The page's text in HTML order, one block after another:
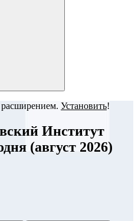
Установить!
Институт
(август 2026)